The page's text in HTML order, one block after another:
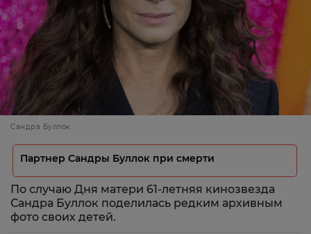
Сандра Буллок
Партнер Сандры Буллок при смерти
По случаю Дня матери 61-летняя кинозвезда
Сандра Буллок поделилась редким архивным
фото своих детей.